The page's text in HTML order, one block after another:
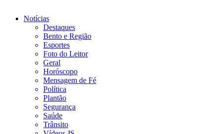
Notícias
Destaques
Bento e Região
Esportes
Foto do Leitor
Geral
Horóscopo
Mensagem de Fé
Política
Plantão
Segurança
Saúde
Trânsito